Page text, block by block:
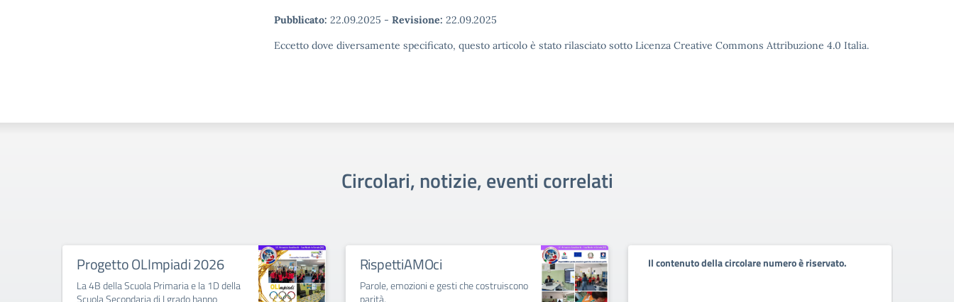
Pubblicato: 22.09.2025 - Revisione: 22.09.2025
Eccetto dove diversamente specificato, questo articolo è stato rilasciato sotto Licenza Creative Commons Attribuzione 4.0 Italia.
Circolari, notizie, eventi correlati
Progetto OLImpiadi 2026
La 4B della Scuola Primaria e la 1D della
Scuola Secondaria di I grado hanno
RispettiAMOci
Parole, emozioni e gesti che costruiscono
parità.
Il contenuto della circolare numero è riservato.